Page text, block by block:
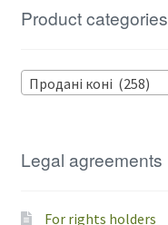
Product categories
Продані коні (258)
Legal agreements
For rights holders